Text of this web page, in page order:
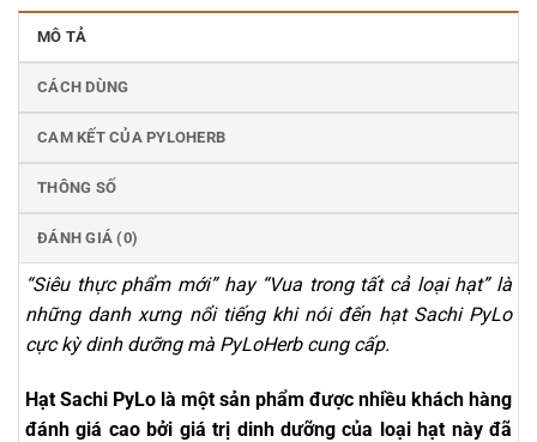
MÔ TẢ
CÁCH DÙNG
CAM KẾT CỦA PYLOHERB
THÔNG SỐ
ĐÁNH GIÁ (0)
“Siêu thực phẩm mới” hay “Vua trong tất cả loại hạt” là
những danh xưng nổi tiếng khi nói đến hạt Sachi PyLo
cực kỳ dinh dưỡng mà PyLoHerb cung cấp.
Hạt Sachi PyLo là một sản phẩm được nhiều khách hàng
đánh giá cao bởi giá trị dinh dưỡng của loại hạt này đã